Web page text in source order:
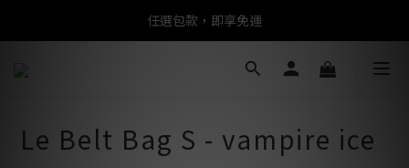
任選包款，即享免運
任選包款，即享免運
限時搶購！指定包款，單件$1200
Le Belt Bag S - vampire ice